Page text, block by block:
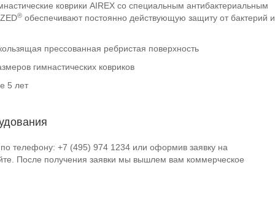
коврики AIREX со специальным антибактериальным
® обеспечивают постоянно действующую защиту от бактерий и
прессованная ребристая поверхность
гимнастических ковриков
5 лет
телефону: +7 (495) 974 1234 или оформив заявку на
После получения заявки мы вышлем вам коммерческое